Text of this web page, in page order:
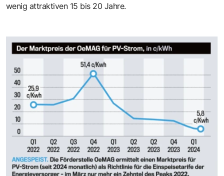
wenig attraktiven 15 bis 20 Jahre.